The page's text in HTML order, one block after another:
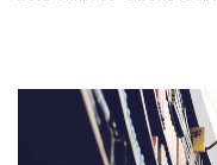
Gehiago irakurri: